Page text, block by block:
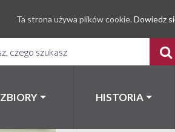
ZBIORY HISTORIA
Ta strona używa plików cookie. Dowiedz